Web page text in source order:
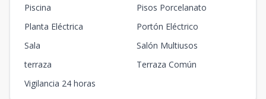
Piscina
Pisos Porcelanato
Planta Eléctrica
Portón Eléctrico
Sala
Salón Multiusos
terraza
Terraza Común
Vigilancia 24 horas